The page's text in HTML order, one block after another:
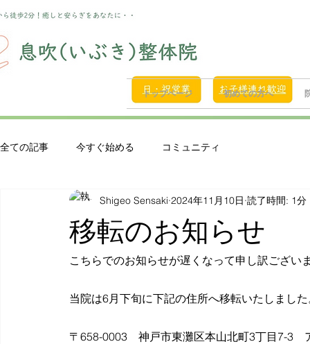
トップページ 初めての方へ
全ての記事 今すぐ始める コミュニティ
移転のお知らせ
Shigeo Sensaki 2024年11月10日 読了時間: 1分
こちらでのお知らせが遅くなって申し訳ござい
当院は6月下旬に下記の住所へ移転いたしまし
〒658-0003　神戸市東灘区本山北町3丁目7-3　